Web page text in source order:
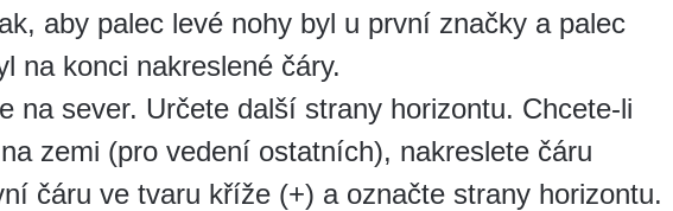
aby palec levé nohy byl u první značky a palec
na konci nakreslené čáry.
na sever. Určete další strany horizontu. Chcete-li
zemi (pro vedení ostatních), nakreslete čáru
čáru ve tvaru kříže (+) a označte strany horizontu.